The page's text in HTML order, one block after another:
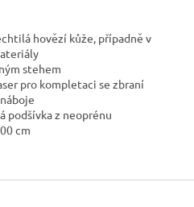
hovězí kůže, případně v
stehem
pro kompletaci se zbraní
podšívka z neoprénu
cm